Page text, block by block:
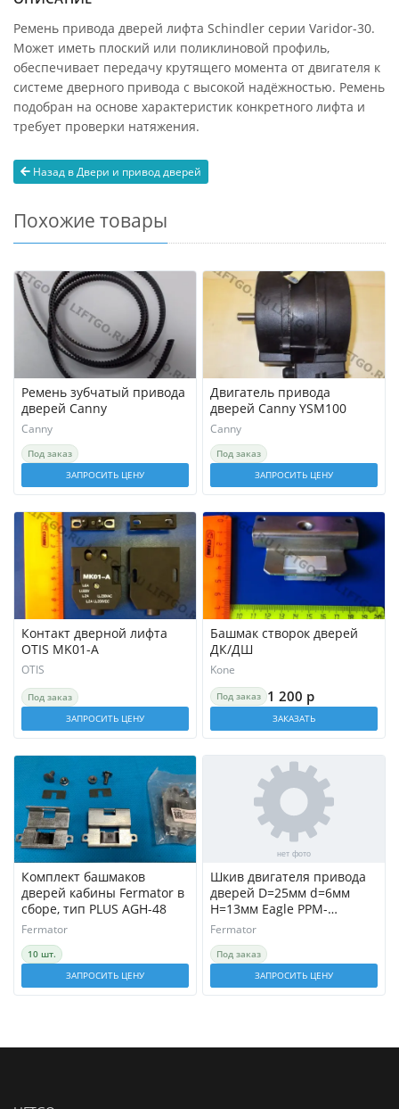
Ремень привода дверей лифта Schindler серии Varidor-30.
Может иметь плоский или поликлиновой профиль,
обеспечивает передачу крутящего момента от двигателя к
системе дверного привода с высокой надёжностью. Ремень
подобран на основе характеристик конкретного лифта и
требует проверки натяжения.
Назад в Двери и привод дверей
Похожие товары
Ремень зубчатый привода
дверей Canny
Canny
Под заказ
ЗАПРОСИТЬ ЦЕНУ
Двигатель привода
дверей Canny YSM100
Canny
Под заказ
ЗАПРОСИТЬ ЦЕНУ
Контакт дверной лифта
OTIS MK01-A
OTIS
Под заказ
ЗАПРОСИТЬ ЦЕНУ
Башмак створок дверей
ДК/ДШ
Kone
Под заказ 1 200 р
ЗАКАЗАТЬ
Комплект башмаков
дверей кабины Fermator в
сборе, тип PLUS AGH-48
Fermator
10 шт.
ЗАПРОСИТЬ ЦЕНУ
Шкив двигателя привода
дверей D=25мм d=6мм
H=13мм Eagle PPM-
PMEA.C0000 Fermator
Fermator
Под заказ
ЗАПРОСИТЬ ЦЕНУ